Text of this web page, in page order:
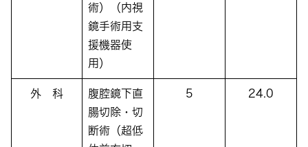
術）（内視
鏡手術用支
援機器使
用）
外 科
腹腔鏡下直
腸切除・切
断術（超低
5 24.0